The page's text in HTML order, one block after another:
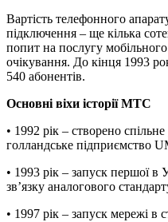
Вартість телефонного
підключення – ще кілька
попит на послугу
очікування. До кінця 1993
540 абонентів.
Основні віхи історії МТС
• 1992 рік – створено
голландське підприємство
• 1993 рік – запуск першої в
зв’язку аналогового
• 1997 рік – запуск мережі в